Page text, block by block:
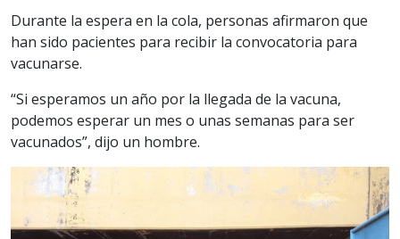
Durante la espera en la cola, personas afirmaron que
han sido pacientes para recibir la convocatoria para
vacunarse.
“Si esperamos un año por la llegada de la vacuna,
podemos esperar un mes o unas semanas para ser
vacunados”, dijo un hombre.